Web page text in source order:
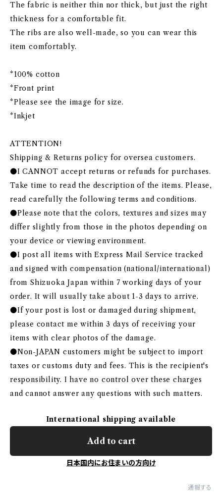
The fabric is neither thin nor thick, but just the right
thickness for a comfortable fit.
The ribs are also well-made, so you can wear this
item comfortably.
*100% cotton
*Front print
*Please see the image for size.
*Inkjet
ATTENTION!
Shipping & Returns policy for oversea customers.
●I CANNOT accept returns or refunds for purchases.
Take time to read the description of the items. Please,
read carefully the following terms and conditions.
●Please note that the colors, textures and sizes may
differ slightly from those in the photos depending on
your device or viewing environment.
●I post all items with Express Mail Service tracked
and signed with compensation (national/international)
from Shizuoka Japan within 7 working days of your
order. It will usually take about 1-3 days to arrive.
●If your post is lost or damaged during shipment,
please contact me within 3 days of receiving your
items with clear photos of the damage.
●Non-JAPAN customers might be subject to import
taxes or customs duty and fees. This is the recipient's
responsibility. I have no control over these charges
and cannot answer any questions with such matters.
International shipping available
Add to cart
日本国内にお住まいの方向け
通報する